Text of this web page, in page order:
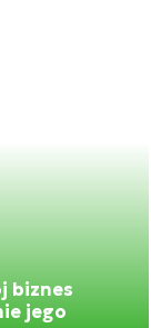
biznes
jego